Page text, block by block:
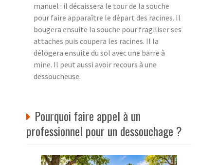
manuel : il décaissera le tour de la souche
pour faire apparaître le départ des racines. Il
bougera ensuite la souche pour fragiliser ses
attaches puis coupera les racines. Il la
délogera ensuite du sol avec une barre à
mine. Il peut aussi avoir recours à une
dessoucheuse.
Pourquoi faire appel à un
professionnel pour un dessouchage ?